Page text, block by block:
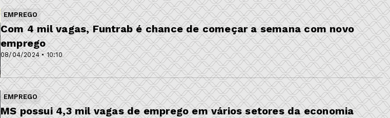
EMPREGO
08/04/2024 • 10:10
Com 4 mil vagas, Funtrab é chance de começar a semana com novo
emprego
EMPREGO
MS possui 4,3 mil vagas de emprego em vários setores da economia